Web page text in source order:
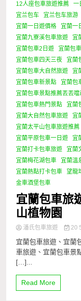
12人座包車旅遊推薦 一
宜兰包车
宜兰包车旅游
宜蘭一日遊價格
宜蘭一
宜蘭九寮溪包車旅遊
宜
宜蘭包車2日遊
宜蘭包
宜蘭包車四天三夜
宜蘭
宜蘭包車大自然旅遊
宜
宜蘭包車新景點
宜蘭包
宜蘭包車景點推薦丟丟噹
宜蘭包車熱門景點
宜蘭
宜蘭大自然包車旅遊
宜
宜蘭太平山包車旅遊推薦
宜蘭平原包車一日遊
宜
宜蘭打卡包車旅遊
宜蘭
宜蘭梅花湖包車
宜蘭溫
宜蘭熱點打卡包車
望龍
金車酒堡包車
宜蘭包車旅
山植物園
潘氏包車旅遊 20
宜蘭包車旅遊、宜蘭
車旅遊、宜蘭包車景
[…]...
Read More